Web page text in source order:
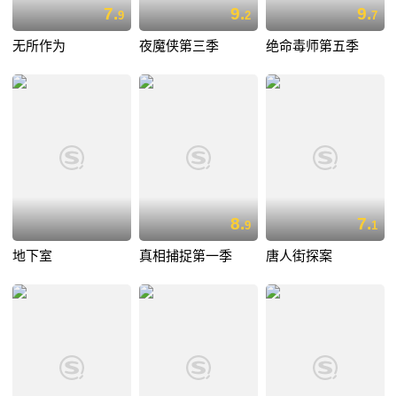
7.9
无所作为
9.2
夜魔侠第三季
9.7
绝命毒师第五季
地下室
8.9
真相捕捉第一季
7.1
唐人街探案